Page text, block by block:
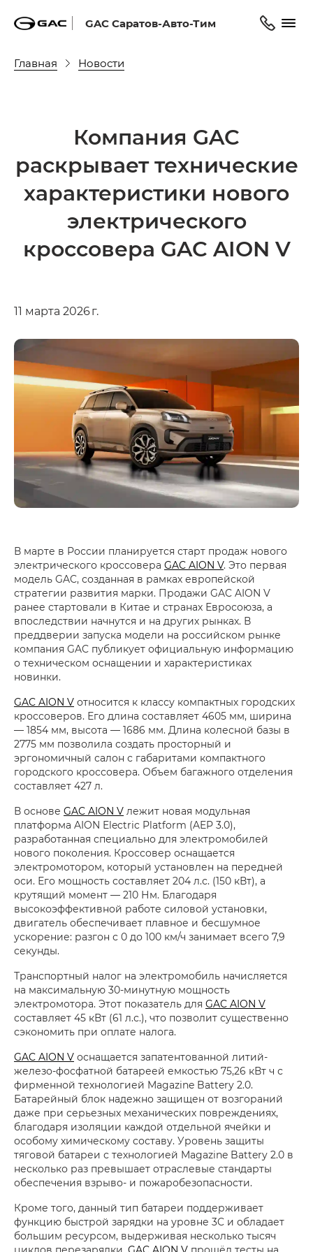
GAC Саратов-Авто-Тим
Главная Новости
Компания GAC
раскрывает технические
характеристики нового
электрического
кроссовера GAC AION V
11 марта 2026 г.
В марте в России планируется старт продаж нового
электрического кроссовера GAC AION V. Это первая
модель GAC, созданная в рамках европейской
стратегии развития марки. Продажи GAC AION V
ранее стартовали в Китае и странах Евросоюза, а
впоследствии начнутся и на других рынках. В
преддверии запуска модели на российском рынке
компания GAC публикует официальную информацию
о техническом оснащении и характеристиках
новинки.
GAC AION V относится к классу компактных городских
кроссоверов. Его длина составляет 4605 мм, ширина
— 1854 мм, высота — 1686 мм. Длина колесной базы в
2775 мм позволила создать просторный и
эргономичный салон с габаритами компактного
городского кроссовера. Объем багажного отделения
составляет 427 л.
В основе GAC AION V лежит новая модульная
платформа AION Electric Platform (AEP 3.0),
разработанная специально для электромобилей
нового поколения. Кроссовер оснащается
электромотором, который установлен на передней
оси. Его мощность составляет 204 л.с. (150 кВт), а
крутящий момент — 210 Нм. Благодаря
высокоэффективной работе силовой установки,
двигатель обеспечивает плавное и бесшумное
ускорение: разгон с 0 до 100 км/ч занимает всего 7,9
секунды.
Транспортный налог на электромобиль начисляется
на максимальную 30-минутную мощность
электромотора. Этот показатель для GAC AION V
составляет 45 кВт (61 л.с.), что позволит существенно
сэкономить при оплате налога.
GAC AION V оснащается запатентованной литий-
железо-фосфатной батареей емкостью 75,26 кВт ч с
фирменной технологией Magazine Battery 2.0.
Батарейный блок надежно защищен от возгораний
даже при серьезных механических повреждениях,
благодаря изоляции каждой отдельной ячейки и
особому химическому составу. Уровень защиты
тяговой батареи с технологией Magazine Battery 2.0 в
несколько раз превышает отраслевые стандарты
обеспечения взрыво- и пожаробезопасности.
Кроме того, данный тип батареи поддерживает
функцию быстрой зарядки на уровне 3C и обладает
большим ресурсом, выдерживая несколько тысяч